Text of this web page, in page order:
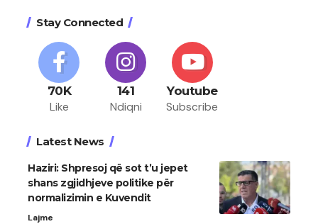
Stay Connected
70K
Like
141
Ndiqni
Youtube
Subscribe
Latest News
Haziri: Shpresoj që sot t’u jepet
shans zgjidhjeve politike për
normalizimin e Kuvendit
Lajme